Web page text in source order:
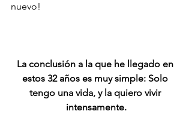
nuevo!
La conclusión a la que he llegado en
estos 32 años es muy simple: Solo
tengo una vida, y la quiero vivir
intensamente.